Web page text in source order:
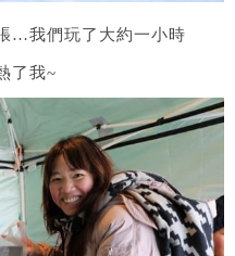
…我們玩了大約一小時
了我~